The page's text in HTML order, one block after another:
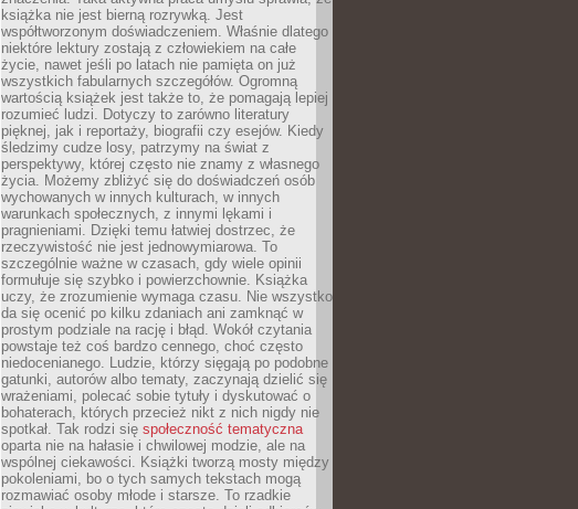
książka nie jest bierną rozrywką. Jest
współtworzonym doświadczeniem. Właśnie dlatego
niektóre lektury zostają z człowiekiem na całe
życie, nawet jeśli po latach nie pamięta on już
wszystkich fabularnych szczegółów. Ogromną
wartością książek jest także to, że pomagają lepiej
rozumieć ludzi. Dotyczy to zarówno literatury
pięknej, jak i reportaży, biografii czy esejów. Kiedy
śledzimy cudze losy, patrzymy na świat z
perspektywy, której często nie znamy z własnego
życia. Możemy zbliżyć się do doświadczeń osób
wychowanych w innych kulturach, w innych
warunkach społecznych, z innymi lękami i
pragnieniami. Dzięki temu łatwiej dostrzec, że
rzeczywistość nie jest jednowymiarowa. To
szczególnie ważne w czasach, gdy wiele opinii
formułuje się szybko i powierzchownie. Książka
uczy, że zrozumienie wymaga czasu. Nie wszystko
da się ocenić po kilku zdaniach ani zamknąć w
prostym podziale na rację i błąd. Wokół czytania
powstaje też coś bardzo cennego, choć często
niedocenianego. Ludzie, którzy sięgają po podobne
gatunki, autorów albo tematy, zaczynają dzielić się
wrażeniami, polecać sobie tytuły i dyskutować o
bohaterach, których przecież nikt z nich nigdy nie
spotkał. Tak rodzi się społeczność tematyczna
oparta nie na hałasie i chwilowej modzie, ale na
wspólnej ciekawości. Książki tworzą mosty między
pokoleniami, bo o tych samych tekstach mogą
rozmawiać osoby młode i starsze. To rzadkie